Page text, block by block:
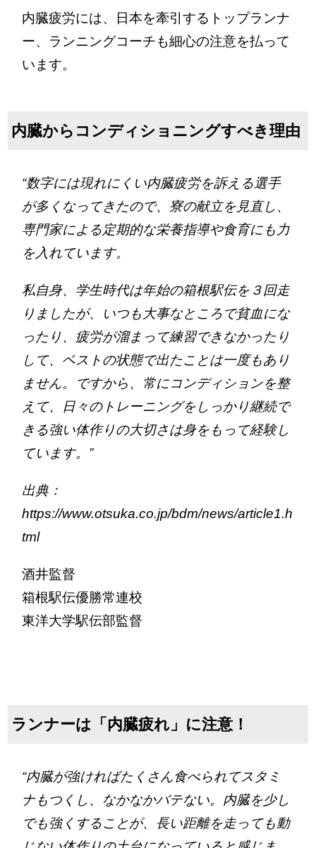
内臓疲労には、日本を牽引するトップランナ
ー、ランニングコーチも細心の注意を払って
います。
内臓からコンディショニングすべき理由
“数字には現れにくい内臓疲労を訴える選手
が多くなってきたので、寮の献立を見直し、
専門家による定期的な栄養指導や食育にも力
を入れています。
私自身、学生時代は年始の箱根駅伝を３回走
りましたが、いつも大事なところで貧血にな
ったり、疲労が溜まって練習できなかったり
して、ベストの状態で出たことは一度もあり
ません。ですから、常にコンディションを整
えて、日々のトレーニングをしっかり継続で
きる強い体作りの大切さは身をもって経験し
ています。”
出典：
https://www.otsuka.co.jp/bdm/news/article1.h
tml
酒井監督
箱根駅伝優勝常連校
東洋大学駅伝部監督
ランナーは「内臓疲れ」に注意！
“内臓が強ければたくさん食べられてスタミ
ナもつくし、なかなかバテない。内臓を少し
でも強くすることが、長い距離を走っても動